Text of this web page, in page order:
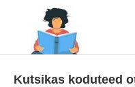
Kutsikas koduteed